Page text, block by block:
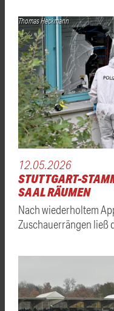
Thomas Heckmann
12.05.2026
STUTTGART-
SAAL RÄUMEN
Nach wiederholtem
Zuschauerrängen